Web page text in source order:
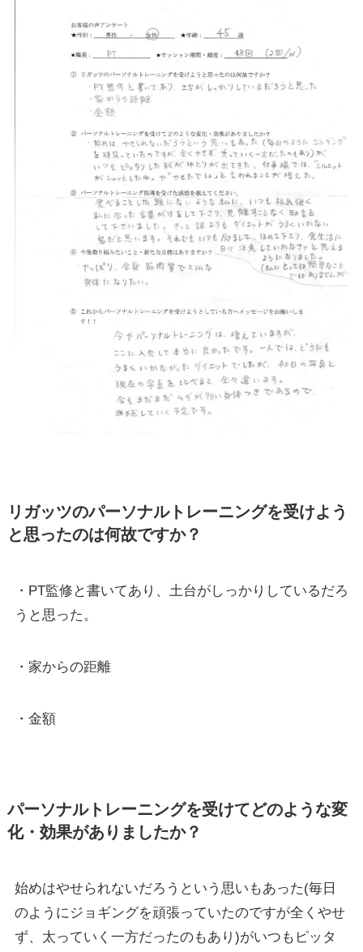
リガッツのパーソナルトレーニングを受けよう
と思ったのは何故ですか？
・PT監修と書いてあり、土台がしっかりしているだろ
うと思った。
・家からの距離
・金額
パーソナルトレーニングを受けてどのような変
化・効果がありましたか？
始めはやせられないだろうという思いもあった(毎日
のようにジョギングを頑張っていたのですが全くやせ
ず、太っていく一方だったのもあり)がいつもピッタ